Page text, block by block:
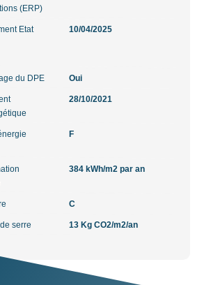
(ERP)
Etat
10/04/2025
du DPE Oui
28/10/2021
F
384 kWh/m2 par an
C
serre 13 Kg CO2/m2/an